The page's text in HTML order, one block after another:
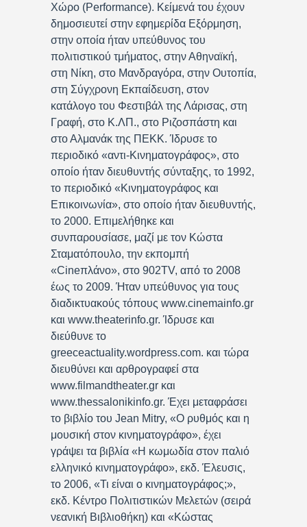
Χώρο (Performance). Κείμενά του έχουν
δημοσιευτεί στην εφημερίδα Εξόρμηση,
στην οποία ήταν υπεύθυνος του
πολιτιστικού τμήματος, στην Αθηναϊκή,
στη Νίκη, στο Μανδραγόρα, στην Ουτοπία,
στη Σύγχρονη Εκπαίδευση, στον
κατάλογο του Φεστιβάλ της Λάρισας, στη
Γραφή, στο Κ.ΛΠ., στο Ριζοσπάστη και
στο Αλμανάκ της ΠΕΚΚ. Ίδρυσε το
περιοδικό «αντι-Κινηματογράφος», στο
οποίο ήταν διευθυντής σύνταξης, το 1992,
το περιοδικό «Κινηματογράφος και
Επικοινωνία», στο οποίο ήταν διευθυντής,
το 2000. Επιμελήθηκε και
συνπαρουσίασε, μαζί με τον Κώστα
Σταματόπουλο, την εκπομπή
«Cineπλάνο», στο 902TV, από το 2008
έως το 2009. Ήταν υπεύθυνος για τους
διαδικτυακούς τόπους www.cinemainfo.gr
και www.theaterinfo.gr. Ίδρυσε και
διεύθυνε το
greeceactuality.wordpress.com. και τώρα
διευθύνει και αρθρογραφεί στα
www.filmandtheater.gr και
www.thessalonikinfo.gr. Έχει μεταφράσει
το βιβλίο του Jean Mitry, «Ο ρυθμός και η
μουσική στον κινηματογράφο», έχει
γράψει τα βιβλία «Η κωμωδία στον παλιό
ελληνικό κινηματογράφο», εκδ. Έλευσις,
το 2006, «Τι είναι ο κινηματογράφος;»,
εκδ. Κέντρο Πολιτιστικών Μελετών (σειρά
νεανική Βιβλιοθήκη) και «Κώστας